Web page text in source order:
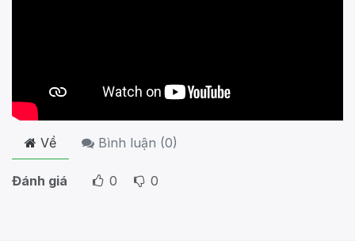
Về Bình luận (0)
Đánh giá 0 0